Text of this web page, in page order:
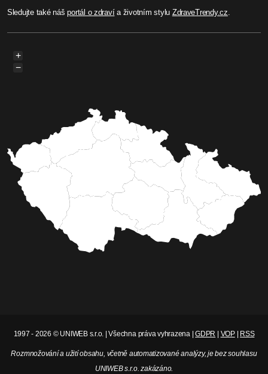
Sledujte také nášportál o zdravía životním stylu ZdraveTrendy.cz.
+
−
1997 - 2026 © UNIWEB s.r.o. | Všechna práva vyhrazena |GDPR VOP| RSS
Rozmnožování a užití obsahu, včetně automatizované analýzy, je bez souhlasu
UNIWEB s.r.o. zakázáno.